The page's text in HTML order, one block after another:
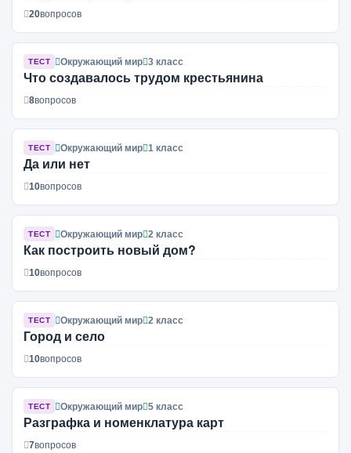
20вопросов
ТЕСТ Окружающий мир 3 класс
Что создавалось трудом крестьянина
8вопросов
ТЕСТ Окружающий мир 1 класс
Да или нет
10вопросов
ТЕСТ Окружающий мир 2 класс
Как построить новый дом?
10вопросов
ТЕСТ Окружающий мир 2 класс
Город и село
10вопросов
ТЕСТ Окружающий мир 5 класс
Разграфка и номенклатура карт
7вопросов